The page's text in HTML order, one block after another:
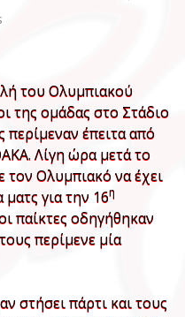
του Ολυμπιακού
της ομάδας στο Στάδιο
περίμεναν έπειτα από
Λίγη ώρα μετά το
τον Ολυμπιακό να έχει
ματς για την 16η
παίκτες οδηγήθηκαν
περίμενε μία
στήσει πάρτι και τους